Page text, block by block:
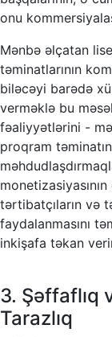
onu
Mənbə əlçatan
təminatlarının
biləcəyi barədə
verməklə bu
fəaliyyətlərini -
proqram
tərtibatçıların və
faydalanmasını
inkişafa təkan
3. Şəffaflıq
Tarazlıq